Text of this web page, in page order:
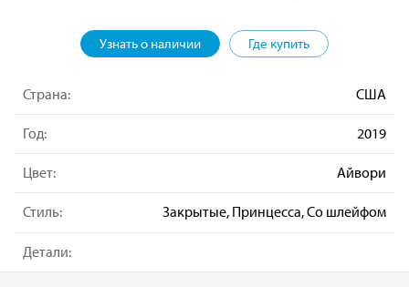
Узнать о наличии Где купить
Страна: США
Год: 2019
Цвет: Айвори
Стиль: Закрытые, Принцесса, Со шлейфом
Детали: